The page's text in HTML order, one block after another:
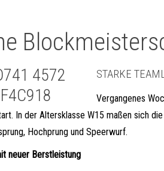
STARKE
Vergangenes
In der Altersklasse W15 maßen sich
Hochprung und Speerwurf.
neuer Berstleistung